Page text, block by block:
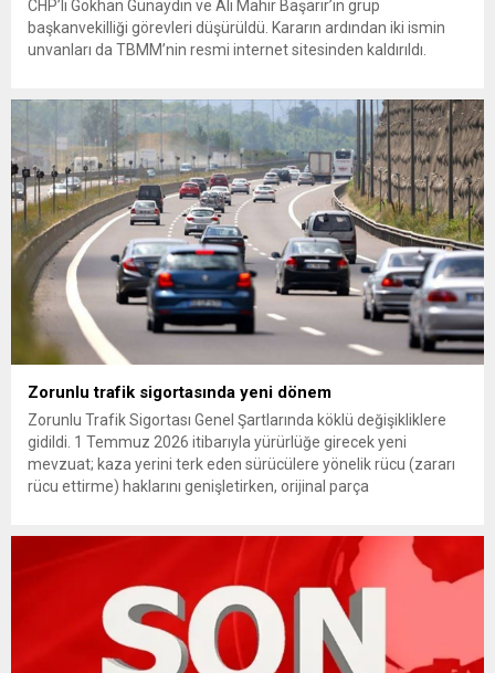
CHP’li Gökhan Günaydın ve Ali Mahir Başarır’ın grup
başkanvekilliği görevleri düşürüldü. Kararın ardından iki ismin
unvanları da TBMM’nin resmi internet sitesinden kaldırıldı.
çıkarma cezası uygulanmak üzere Yüksek Disiplin Kurulu’na
(YDK) sevk edilen ve partideki tüm görevlerinden...
Zorunlu trafik sigortasında yeni dönem
Zorunlu Trafik Sigortası Genel Şartlarında köklü değişikliklere
gidildi. 1 Temmuz 2026 itibarıyla yürürlüğe girecek yeni
mevzuat; kaza yerini terk eden sürücülere yönelik rücu (zararı
rücu ettirme) haklarını genişletirken, orijinal parça
getiriyor. Hazine Müsteşarlığına bağlı ilgili kurumlarca...